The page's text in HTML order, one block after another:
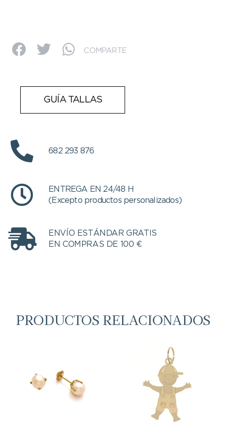
COMPARTE
GUÍA TALLAS
682 293 876
ENTREGA EN 24/48 H
(Excepto productos personalizados)
ENVÍO ESTÁNDAR GRATIS
EN COMPRAS DE 100 €
PRODUCTOS RELACIONADOS